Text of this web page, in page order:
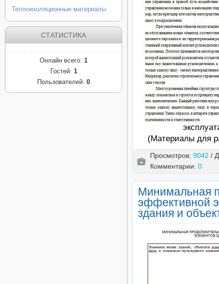
(Материалы для
Просмотров: 9042 /
Комментарии: 0
Минимальная
эффективной
здания и
Теплоизоляционные материалы
СТАТИСТИКА
Онлайн всего: 1
Гостей: 1
Пользователей: 0